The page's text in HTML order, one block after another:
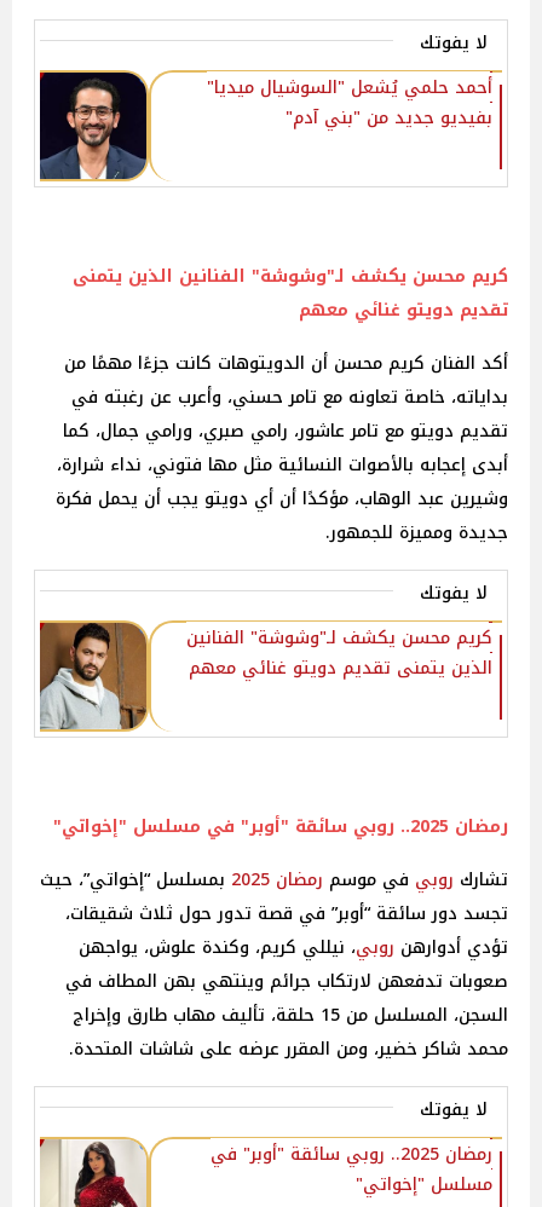
لا يفوتك
أحمد حلمي يُشعل "السوشيال ميديا"
بفيديو جديد من "بني آدم"
كريم محسن يكشف لـ"وشوشة" الفنانين الذين يتمنى
تقديم دويتو غنائي معهم
أكد الفنان كريم محسن أن الدويتوهات كانت جزءًا مهمًا من
بداياته، خاصة تعاونه مع تامر حسني، وأعرب عن رغبته في
تقديم دويتو مع تامر عاشور، رامي صبري، ورامي جمال، كما
أبدى إعجابه بالأصوات النسائية مثل مها فتوني، نداء شرارة،
وشيرين عبد الوهاب، مؤكدًا أن أي دويتو يجب أن يحمل فكرة
جديدة ومميزة للجمهور.
لا يفوتك
كريم محسن يكشف لـ"وشوشة" الفنانين
الذين يتمنى تقديم دويتو غنائي معهم
رمضان 2025 .. روبي سائقة "أوبر" في مسلسل "إخواتي"
تشارك روبي في موسم رمضان 2025
بمسلسل “إخواتي”، حيث
تجسد دور سائقة “أوبر” في قصة تدور حول ثلاث شقيقات،
تؤدي أدوارهن روبي، نيللي كريم، وكندة علوش، يواجهن
صعوبات تدفعهن لارتكاب جرائم وينتهي بهن المطاف في
السجن، المسلسل من 15 حلقة، تأليف مهاب طارق وإخراج
محمد شاكر خضير، ومن المقرر عرضه على شاشات المتحدة.
لا يفوتك
رمضان 2025.. روبي سائقة "أوبر" في
مسلسل "إخواتي"